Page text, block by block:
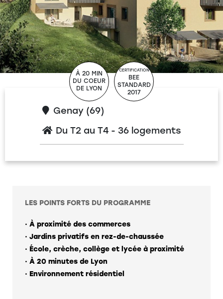
À 20 MIN
DU COEUR
DE LYON
CERTIFICATION
BEE
STANDARD
2017
Genay (69)
Du T2 au T4 - 36 logements
LES POINTS FORTS DU PROGRAMME
· À proximité des commerces
· Jardins privatifs en rez-de-chaussée
· École, crèche, collège et lycée à proximité
· À 20 minutes de Lyon
· Environnement résidentiel